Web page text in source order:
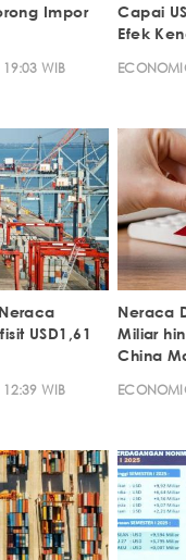
Impor
WIB
Capai
Efek
USD1,61
WIB
Neraca
Miliar
China